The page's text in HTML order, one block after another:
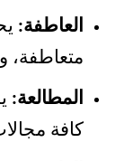
العاطفة:
متعاطفة،
المطالعة:
كافة